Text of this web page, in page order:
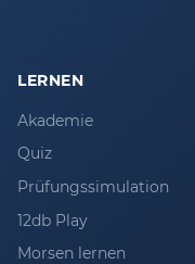
LERNEN
Akademie
Quiz
Prüfungssimulation
12db Play
Morsen lernen